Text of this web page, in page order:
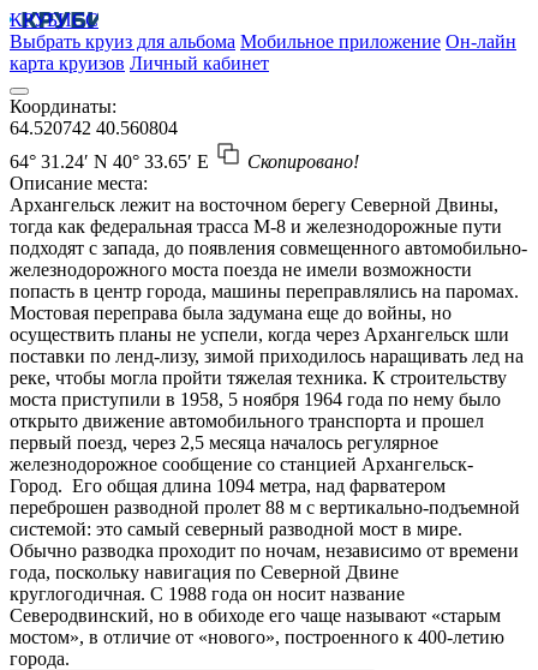
КРУБИСС
Выбрать круиз для альбома Мобильное приложение Он-лайн
карта круизов Личный кабинет
Координаты:
64.520742 40.560804
64° 31.24′ N 40° 33.65′ E
Скопировано!
Описание места:
Архангельск лежит на восточном берегу Северной Двины,
тогда как федеральная трасса М-8 и железнодорожные пути
подходят с запада, до появления совмещенного автомобильно-
железнодорожного моста поезда не имели возможности
попасть в центр города, машины переправлялись на паромах.
Мостовая переправа была задумана еще до войны, но
осуществить планы не успели, когда через Архангельск шли
поставки по ленд-лизу, зимой приходилось наращивать лед на
реке, чтобы могла пройти тяжелая техника. К строительству
моста приступили в 1958, 5 ноября 1964 года по нему было
открыто движение автомобильного транспорта и прошел
первый поезд, через 2,5 месяца началось регулярное
железнодорожное сообщение со станцией Архангельск-
Город. Его общая длина 1094 метра, над фарватером
переброшен разводной пролет 88 м с вертикально-подъемной
системой: это самый северный разводной мост в мире.
Обычно разводка проходит по ночам, независимо от времени
года, поскольку навигация по Северной Двине
круглогодичная. С 1988 года он носит название
Северодвинский, но в обиходе его чаще называют «старым
мостом», в отличие от «нового», построенного к 400-летию
города.